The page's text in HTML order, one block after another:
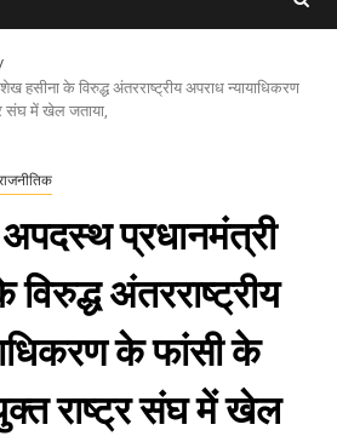
हसीना के विरुद्ध अंतरराष्ट्रीय अपराध न्यायाधिकरण
संघ में खेल जताया,
प्रधानमंत्री
अंतरराष्ट्रीय
के फांसी के
राष्ट्र संघ में खेल